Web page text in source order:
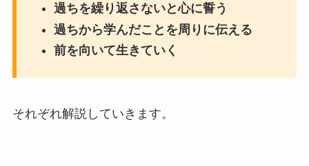
過ちを繰り返さないと心に誓う
過ちから学んだことを周りに伝える
前を向いて生きていく
それぞれ解説していきます。